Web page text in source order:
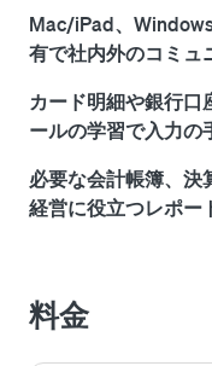
【会計ソフトからの
他社会計ソフトから
の乗り換えにも配
ることなくご利用い
Mac/iPad、
有で社内外のコミュ
カード明細や銀行
ールの学習で入力の
必要な会計帳簿、決
経営に役立つレポー
料金